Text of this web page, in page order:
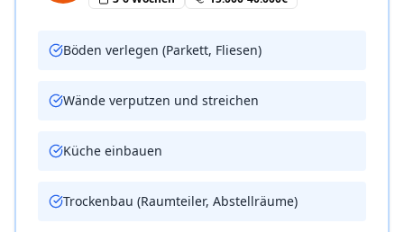
Böden verlegen (Parkett, Fliesen)
Wände verputzen und streichen
Küche einbauen
Trockenbau (Raumteiler, Abstellräume)